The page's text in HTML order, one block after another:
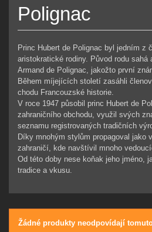
Polignac
Princ Hubert de Polignac byl jedním z
aristokratické rodiny. Původ rodu sahá
Armand de Polignac, jakožto první
Během míjejících století zasáhli
chodu Francouzské historie.
V roce 1947 působil princ Hubert de
zahraničního obchodu, využil svých
seznamu registrovaných tradičních
Díky mnohým stylům propagoval jako
zahraničí, kde navštívil mnoho
Od této doby nese koňak jeho jméno,
tradice a vkusu.
Žádné produkty neodpovídají